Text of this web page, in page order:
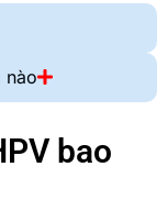
nào
bao